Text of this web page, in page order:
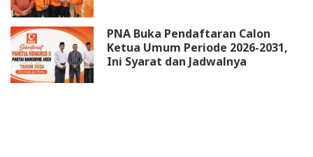
PNA Buka Pendaftaran Calon
Ketua Umum Periode 2026-2031,
Ini Syarat dan Jadwalnya